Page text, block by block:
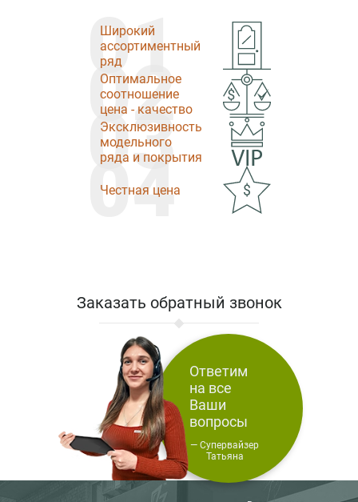
Широкий
ассортиментный
ряд
01
Оптимальное
соотношение
цена - качество
02
Эксклюзивность
модельного
ряда и покрытия
03
Честная цена
04
Заказать обратный звонок
Ответим
на все
Ваши
вопросы
— Супервайзер
Татьяна